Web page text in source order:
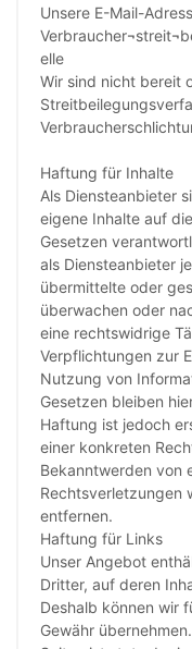
Unsere E-Mail-
elle
Wir sind nicht bereit
Haftung für Inhalte
Als Diensteanbieter
eigene Inhalte auf
Gesetzen
als Diensteanbieter
übermittelte oder
überwachen oder
eine rechtswidrige
Verpflichtungen zur
Nutzung von
Gesetzen bleiben
Haftung ist jedoch
einer konkreten
Bekanntwerden von
Rechtsverletzungen
entfernen.
Haftung für Links
Unser Angebot
Dritter, auf deren
Deshalb können wir
Gewähr